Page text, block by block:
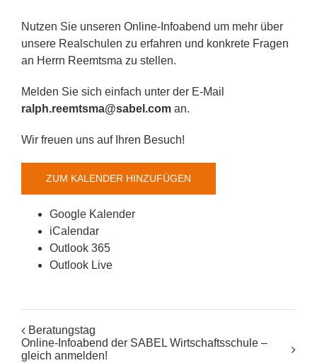
Nutzen Sie unseren Online-Infoabend um mehr über
unsere Realschulen zu erfahren und konkrete Fragen
an Herrn Reemtsma zu stellen.
Melden Sie sich einfach unter der E-Mail
ralph.reemtsma@sabel.com an.
Wir freuen uns auf Ihren Besuch!
ZUM KALENDER HINZUFÜGEN
Google Kalender
iCalendar
Outlook 365
Outlook Live
Beratungstag
Online-Infoabend der SABEL Wirtschaftsschule –
gleich anmelden!